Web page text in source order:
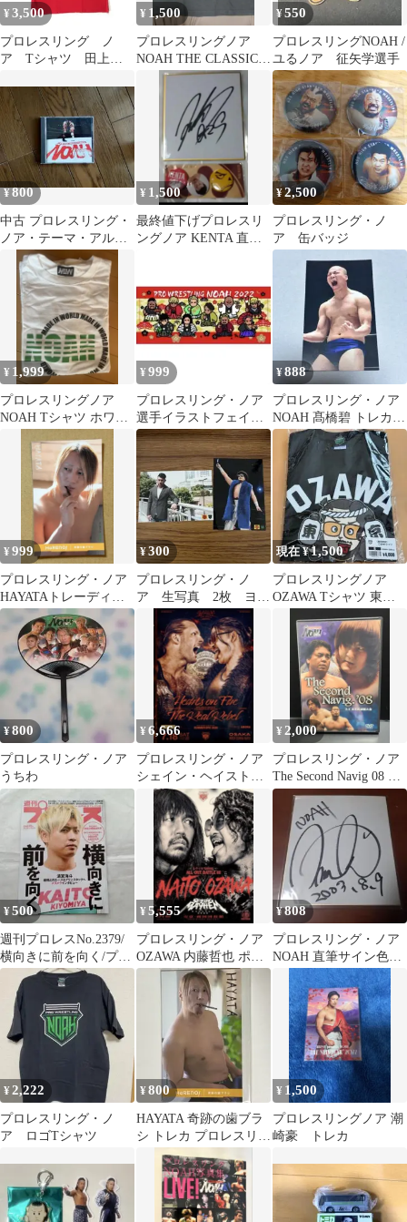
¥ 3,500
プロレスリング ノ
ア Tシャツ 田上
トタンゴ
¥ 1,500
プロレスリングノア
NOAH THE CLASSIC
プロレスTシャツ
¥550
プロレスリングNOAH /
ユるノア 征矢学選手
¥800
中古 プロレスリング・
ノア・テーマ・アルバ
ム～For Evolution
¥ 1,500
最終値下げプロレスリ
ングノア KENTA 直筆
¥2,500
プロレスリング・ノ
ア 缶バッジ
¥ 1,999
プロレスリングノア
NOAH Tシャツ ホワイ
¥ 999
プロレスリング・ノア
選手イラストフェイス
タオル 未使用
¥888
プロレスリング・ノア
NOAH 髙橋碧 トレカ
トレーディングカード
¥999
プロレスリング・ノア
HAYATAトレーディン
グカード 奇跡の歯ブラ
シ
¥300
プロレスリング・ノ
ア 生写真 2枚 ヨ
ネ・大原
現在 ¥1,500
プロレスリングノア
OZAWA Tシャツ 東京
限定ご当地Tシャツ 浴
衣ver
¥800
プロレスリング・ノア
うちわ
¥6,666
プロレスリング・ノア
シェイン・ヘイスト
OZAWA ポスター B2サ
イズ
¥2,000
プロレスリング・ノア
The Second Navig 08 日
本武道館 DVD
¥500
週刊プロレスNo.2379/
横向きに前を向く/プロ
レスリング・ノア
¥5,555
プロレスリング・ノア
OZAWA 内藤哲也 ポス
ター B2サイズ
¥808
プロレスリング・ノア
NOAH 直筆サイン色紙
モハメド・ヨネ
¥2,222
プロレスリング・ノ
ア ロゴTシャツ
¥800
HAYATA 奇跡の歯ブラ
シ トレカ プロレスリン
グノア
¥ 1,500
プロレスリングノア 潮
崎豪 トレカ